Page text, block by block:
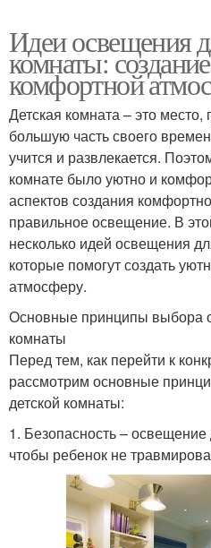
Идеи освещения
комнаты:
комфортной
Детская комната – это место,
большую часть своего
учится и развлекается.
комнате было уютно и
аспектов создания
правильное освещение. В
несколько идей освещения
которые помогут создать
атмосферу.
Основные принципы выбора
комнаты
Перед тем, как перейти к
рассмотрим основные
детской комнаты:
1. Безопасность –
чтобы ребенок не